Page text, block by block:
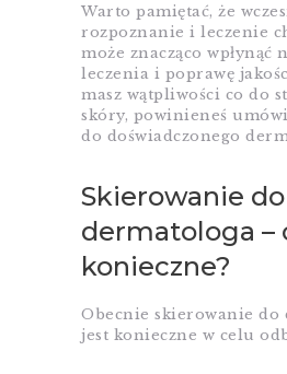
Warto pamiętać, że
rozpoznanie i leczenie
może znacząco wpłynąć
leczenia i poprawę
masz wątpliwości co do
skóry, powinieneś
do doświadczonego
Skierowanie do
dermatologa –
konieczne?
Obecnie skierowanie do
jest konieczne w celu